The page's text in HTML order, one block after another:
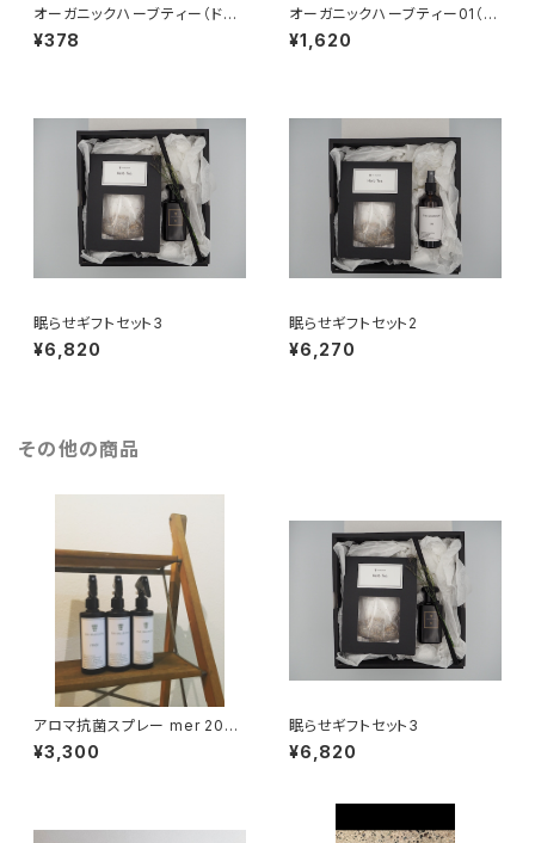
オーガニックハーブティー（ドリ
ップ式 1パック入り）
¥378
オーガニックハーブティー01（テ
ィーバック10パック入り）
¥1,620
眠らせギフトセット3
¥6,820
眠らせギフトセット2
¥6,270
その他の商品
アロマ抗菌スプレー mer 200
ml
¥3,300
眠らせギフトセット3
¥6,820